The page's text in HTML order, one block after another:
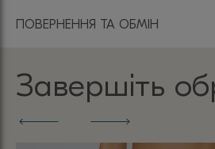
ПОВЕРНЕННЯ ТА ОБМІН
Завершіть